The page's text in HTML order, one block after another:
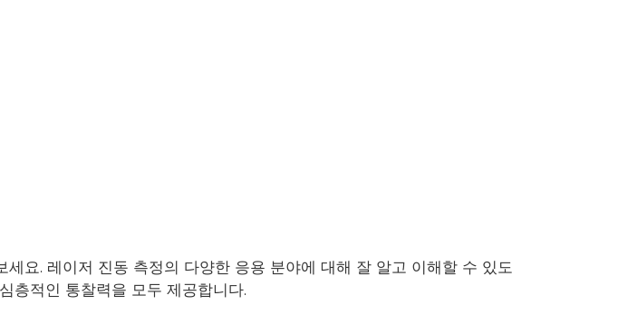
요. 레이저 진동 측정의 다양한 응용 분야에 대해 잘 알고 이해할 수 있도
층적인 통찰력을 모두 제공합니다.